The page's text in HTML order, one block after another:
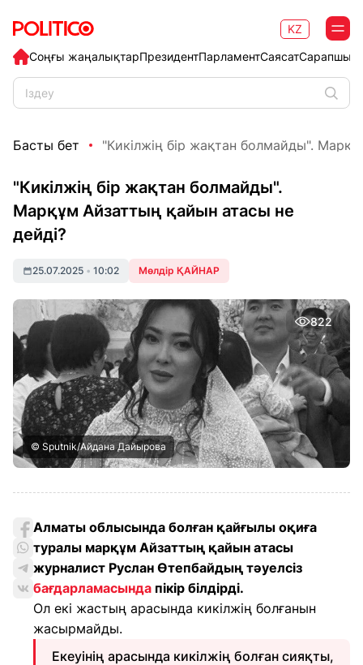
Соңғы жаңалықтарПрезидентПарламентСаясат
KZ
Басты бет "Кикілжің бір жақтан болмайды".
"Кикілжің бір жақтан болмайды".
Марқұм Айзаттың қайын атасы не
дейді?
25.07.2025 • 10:02 Мөлдір ҚАЙНАР
822
© Sputnik/Айдана Дайырова
Алматы облысында болған қайғылы оқиға
туралы марқұм Айзаттың қайын атасы
журналист Руслан Өтепбайдың тәуелсіз
бағдарламасында пікір білдірді.
Ол екі жастың арасында кикілжің болғанын
жасырмайды.
Екеуінің арасында кикілжің болған сияқты,